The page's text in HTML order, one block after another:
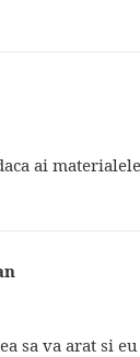
ai
sa va arat si